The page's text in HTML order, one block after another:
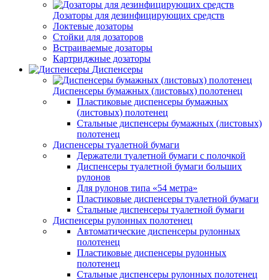
Дозаторы для дезинфицирующих средств
Локтевые дозаторы
Стойки для дозаторов
Встраиваемые дозаторы
Картриджные дозаторы
Диспенсеры
Диспенсеры бумажных (листовых) полотенец
Пластиковые диспенсеры бумажных
(листовых) полотенец
Стальные диспенсеры бумажных (листовых)
полотенец
Диспенсеры туалетной бумаги
Держатели туалетной бумаги с полочкой
Диспенсеры туалетной бумаги больших
рулонов
Для рулонов типа «54 метра»
Пластиковые диспенсеры туалетной бумаги
Стальные диспенсеры туалетной бумаги
Диспенсеры рулонных полотенец
Автоматические диспенсеры рулонных
полотенец
Пластиковые диспенсеры рулонных
полотенец
Стальные диспенсеры рулонных полотенец